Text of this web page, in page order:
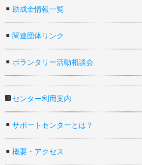
助成金情報一覧
関連団体リンク
ボランタリー活動相談会
センター利用案内
サポートセンターとは？
概要・アクセス